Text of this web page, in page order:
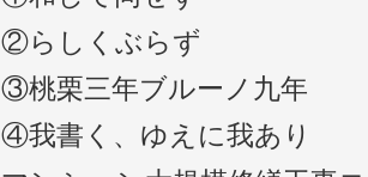
②らしくぶらず
③桃栗三年ブルーノ九年
④我書く、ゆえに我あり